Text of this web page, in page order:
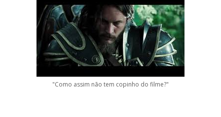
"Como assim não tem copinho do filme?"